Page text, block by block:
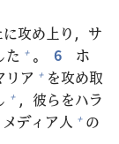
に攻め 上 り，サ
た + 。 6
ホ
リア + を攻め取
+ ， 彼らをハラ
ディア人 + の